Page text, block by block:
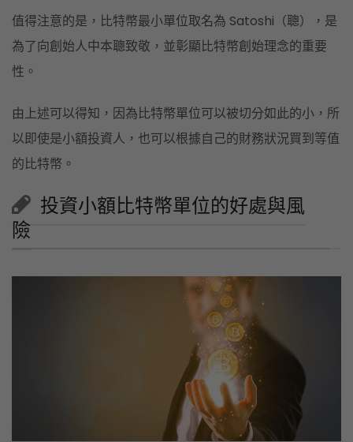
值得注意的是，比特幣最小單位取名為 Satoshi（聰），是
為了向創始人中本聰致敬，並彰顯比特幣創始理念的重要
性。
由上述可以得知，因為比特幣單位可以被切分如此的小，所
以即使是小額投資人，也可以根據自己的財務狀況買到等值
的比特幣。
投資小額比特幣單位的好處與風
險